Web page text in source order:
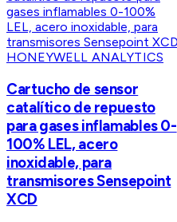
HONEYWELL ANALYTICS
Cartucho de sensor
catalítico de repuesto
para gases inflamables 0-
100% LEL, acero
inoxidable, para
transmisores Sensepoint
XCD